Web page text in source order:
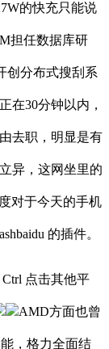
的快充只能说
担任数据库研
创分布式搜刮系
在30分钟以内，
去职，明显是有
异，这网坐里的
对于今天的手机
的插件。
点击其他平
AMD方面也曾
，格力全面结